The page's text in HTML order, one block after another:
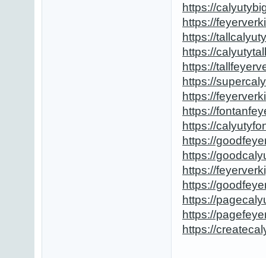
https://
https://
https://
https://
https://
https://
https://
https://
https://
https://
https://
https://
https://
https://
https://
https://